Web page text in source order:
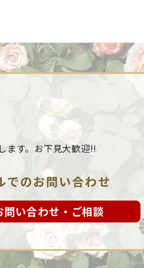
す。 お下見大歓迎!!
でのお問い合わせ
問い合わせ・ご相談